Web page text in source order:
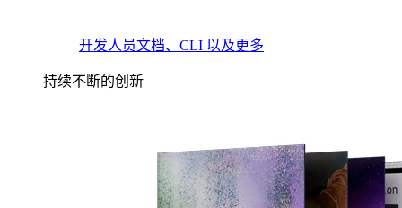
开发人员文档、CLI 以及更多
持续不断的创新